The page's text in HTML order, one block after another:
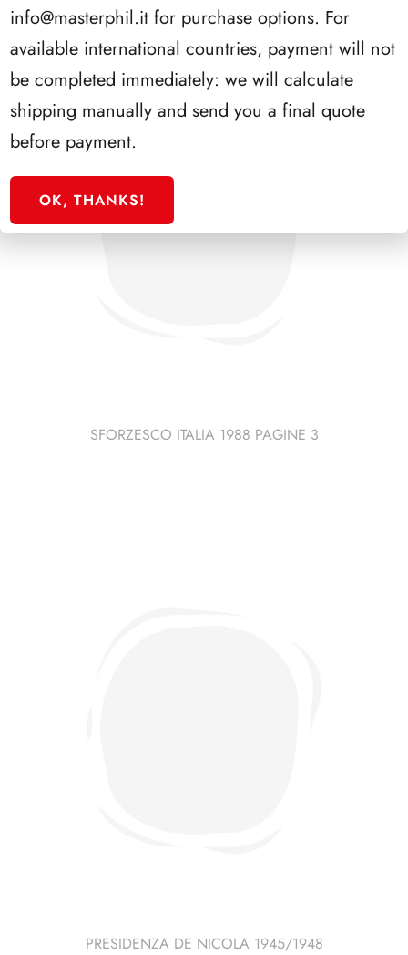
SFORZESCO ITALIA 1988 PAGINE 3
PRESIDENZA DE NICOLA 1945/1948
info@masterphil.it for purchase options. For
available international countries, payment will not
be completed immediately: we will calculate
shipping manually and send you a final quote
before payment.
OK, THANKS!